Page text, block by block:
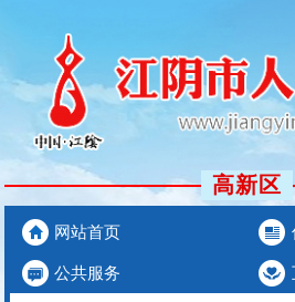
高新区
网站首页
公共服务